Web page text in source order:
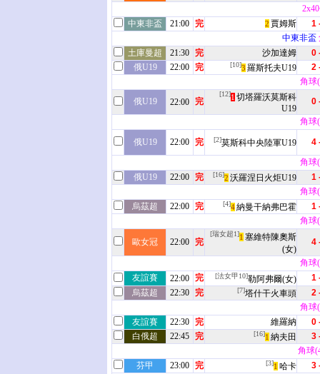
中東非盃
21:00 完 2 賈姆斯
1
中東非盃
土庫曼超
21:30 完 沙加達姆
0
俄U19
22:00 完 [10]3 羅斯托夫U19
2
角球
俄U19
22:00 完
[12]1 切塔羅沃莫斯科
U19
0
角球
俄U19 22:00 完 [2]莫斯科中央陸軍U19
4
角球
俄U19
22:00 完 [16]2 沃羅涅日火炬U19
1
角球
烏茲超
22:00 完 [4]4納曼干納弗巴霍
1
角球
歐女冠 22:00 完
[瑞女超1]1 塞維特陳奧斯
(女)
4
角球
友誼賽
22:00 完 [法女甲10]勒阿弗爾(女)
1
烏茲超
22:30 完 [7]塔什干火車頭
2
角球
友誼賽
22:30 完 維羅納
0
白俄超
22:45 完 [16]1 納夫田
3
角球
芬甲
23:00 完 [3]1 哈卡
3